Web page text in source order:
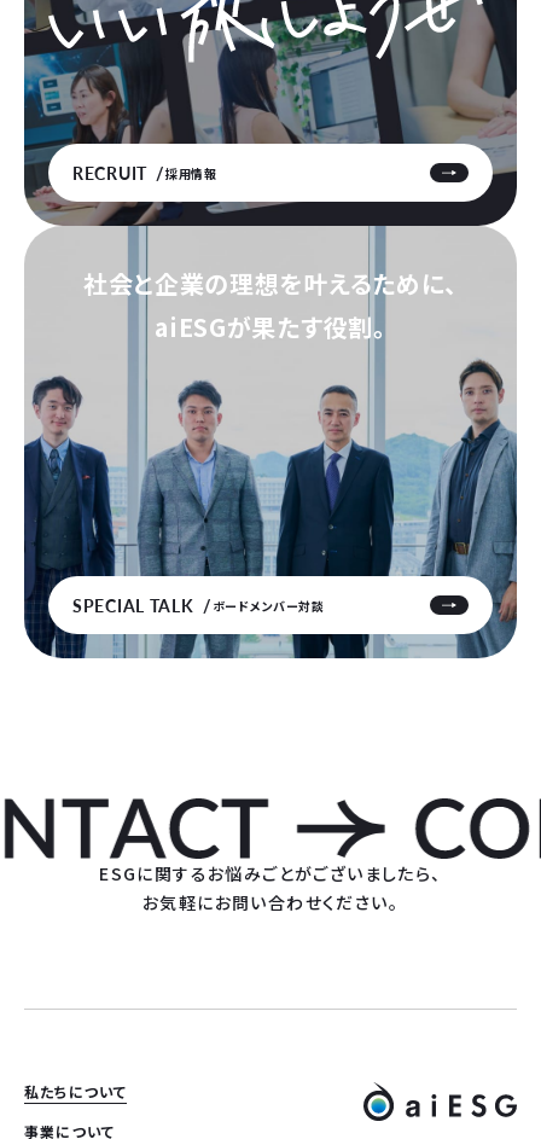
RECRUIT 採用情報
社会と企業の理想を叶えるために、
aiESGが果たす役割。
SPECIAL TALK ボードメンバー対談
ESGに関するお悩みごとがございましたら、
お気軽にお問い合わせください。
私たちについて
事業について